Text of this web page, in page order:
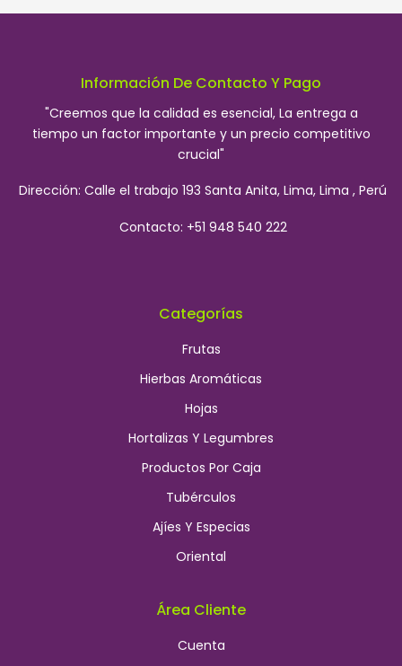
Información De Contacto Y Pago
"Creemos que la calidad es esencial, La entrega a
tiempo un factor importante y un precio competitivo
crucial"
Dirección: Calle el trabajo 193 Santa Anita, Lima, Lima , Perú
Contacto: +51 948 540 222
Categorías
Frutas
Hierbas Aromáticas
Hojas
Hortalizas Y Legumbres
Productos Por Caja
Tubérculos
Ajíes Y Especias
Oriental
Área Cliente
Cuenta